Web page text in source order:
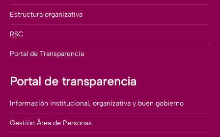
Estructura organizativa
RSC
Portal de Transparencia
Portal de transparencia
Información institucional, organizativa y buen gobierno
Gestión Área de Personas